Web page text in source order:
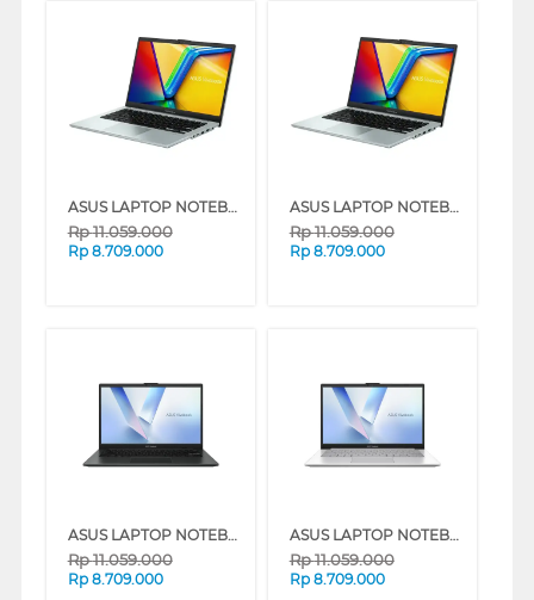
ASUS LAPTOP NOTEBOOK VIVOBOOK GO E1404FA-VIPS3852M AMD RYZEN 3 7320U
Rp11.059.000
Rp 8.709.000
ASUS LAPTOP NOTEBOOK VIVOBOOK GO E1404FA-VIPS3852M AMD RYZEN 3 7320U
Rp11.059.000
Rp 8.709.000
ASUS LAPTOP NOTEBOOK VIVOBOOK GO E1404FA-VIPS3851M AMD RYZEN 3-7320U
Rp11.059.000
Rp 8.709.000
ASUS LAPTOP NOTEBOOK VIVOBOOK GO E1404FA-VIPS3853M AMD RYZEN 3-7320U
Rp11.059.000
Rp 8.709.000